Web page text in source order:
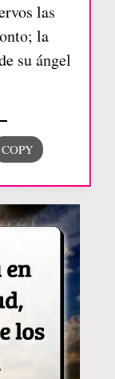
las
la
su ángel